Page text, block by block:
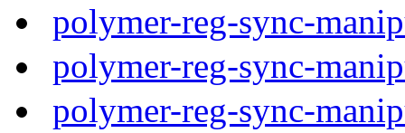
polymer-reg-sync-
polymer-reg-sync-
polymer-reg-sync-